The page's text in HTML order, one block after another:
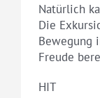
Natürlich
Die
Bewegung
Freude
HIT